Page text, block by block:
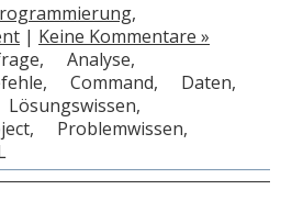
,
| Keine Kommentare »
, Analyse,
, Command, Daten,
Lösungswissen,
, Problemwissen,